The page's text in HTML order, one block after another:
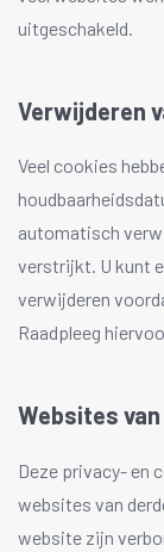
uitgeschakeld.
Verwijderen
Veel cookies
automatisch
verstrijkt. U kunt
verwijderen
Raadpleeg
Websites
Deze privacy- en
websites van
website zijn